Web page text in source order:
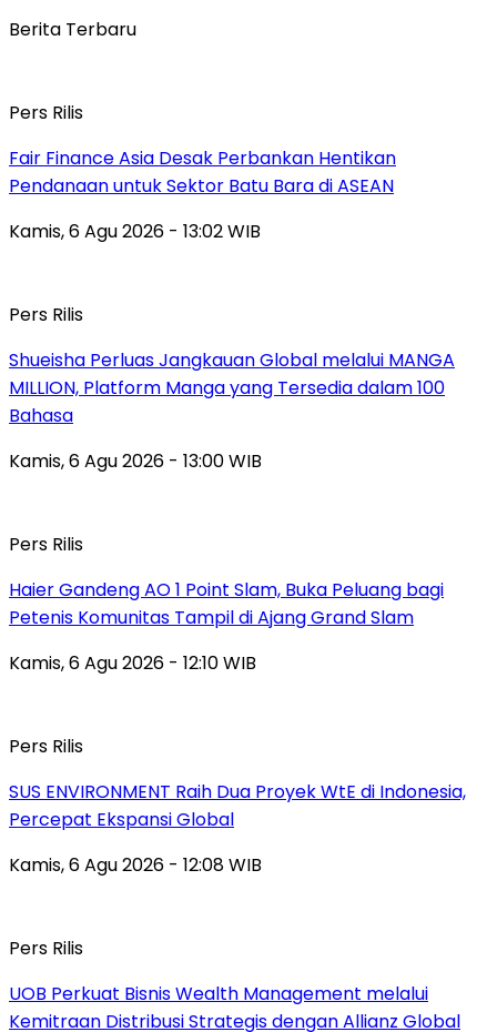
Berita Terbaru
Pers Rilis
Fair Finance Asia Desak Perbankan Hentikan
Pendanaan untuk Sektor Batu Bara di ASEAN
Kamis, 6 Agu 2026 - 13:02 WIB
Pers Rilis
Shueisha Perluas Jangkauan Global melalui MANGA
MILLION, Platform Manga yang Tersedia dalam 100
Bahasa
Kamis, 6 Agu 2026 - 13:00 WIB
Pers Rilis
Haier Gandeng AO 1 Point Slam, Buka Peluang bagi
Petenis Komunitas Tampil di Ajang Grand Slam
Kamis, 6 Agu 2026 - 12:10 WIB
Pers Rilis
SUS ENVIRONMENT Raih Dua Proyek WtE di Indonesia,
Percepat Ekspansi Global
Kamis, 6 Agu 2026 - 12:08 WIB
Pers Rilis
UOB Perkuat Bisnis Wealth Management melalui
Kemitraan Distribusi Strategis dengan Allianz Global